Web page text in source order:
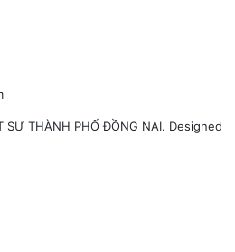
THÀNH PHỐ ĐỒNG NAI. Designed